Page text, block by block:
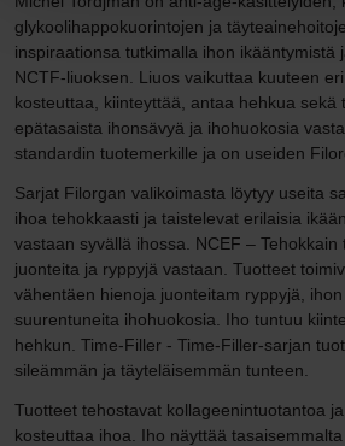
glykoolihappokuorintojen ja
inspiraationsa tutkimalla ihon ikääntymistä
NCTF-liuoksen. Liuos vaikuttaa kuuteen
kosteuttaa, kiinteyttää, antaa hehkua sekä
epätasaista ihonsävyä ja ihohuokosia
standardin tuotemerkille ja on useiden
Sarjat Filorgan valikoimasta löytyy useita
ihoa tehokkaasti ja taistelevat erilaisia
vastaan syvällä ihossa. NCEF – Tehokkain
juonteita ja ryppyjä vastaan. Tuotteet
vähentäen hienoja juonteitam ryppyjä,
suurentuneita ihohuokosia. Iho tuntuu
hehkun. Time-Filler - Time-Filler-sarjan
sileämmän ja täyteläisemmän tunteen.
Tuotteet tehostavat kollageenintuotantoa
kosteuttaa ihoa. Iho näyttää